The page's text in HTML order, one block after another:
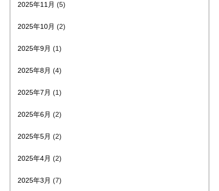
2025年11月 (5)
2025年10月 (2)
2025年9月 (1)
2025年8月 (4)
2025年7月 (1)
2025年6月 (2)
2025年5月 (2)
2025年4月 (2)
2025年3月 (7)